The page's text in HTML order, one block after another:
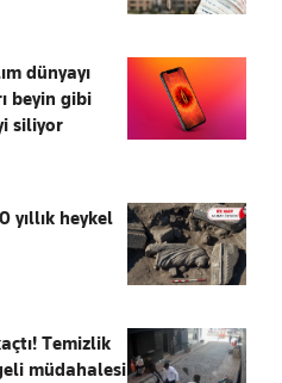
dünyayı
beyin gibi
siliyor
yıllık heykel
Temizlik
müdahalesi